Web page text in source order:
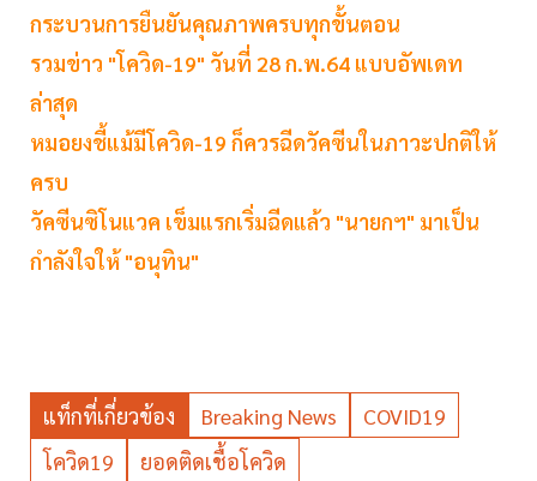
กระบวนการยืนยันคุณภาพครบทุกขั้นตอน
รวมข่าว "โควิด-19" วันที่ 28 ก.พ.64 แบบอัพเดท
ล่าสุด
หมอยงชี้แม้มีโควิด-19 ก็ควรฉีดวัคซีนในภาวะปกติให้
ครบ
วัคซีนซิโนแวค เข็มแรกเริ่มฉีดแล้ว "นายกฯ" มาเป็น
กำลังใจให้ "อนุทิน"
แท็กที่เกี่ยวข้อง Breaking News
COVID19
โควิด19
ยอดติดเชื้อโควิด